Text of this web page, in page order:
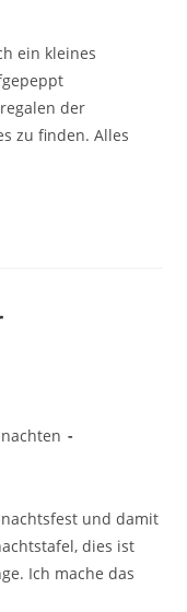
ein kleines
der
zu finden. Alles
und damit
dies ist
Ich mache das